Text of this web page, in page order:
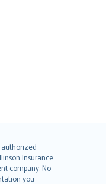
authorized
Insurance
company. No
you